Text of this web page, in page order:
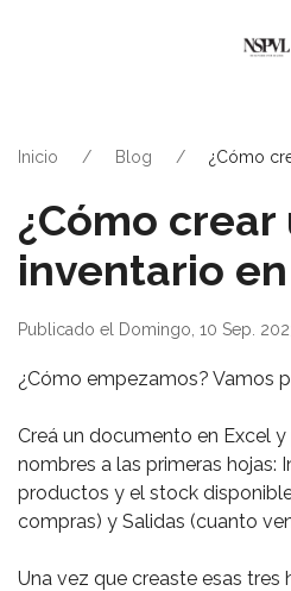
Inicio Blog ¿Cómo
¿Cómo crear
inventario
Publicado el Domingo, 10 Sep.
¿Cómo empezamos? Vamos
Creá un documento en Excel
nombres a las primeras hojas:
productos y el stock
compras) y Salidas (cuanto
Una vez que creaste esas tres